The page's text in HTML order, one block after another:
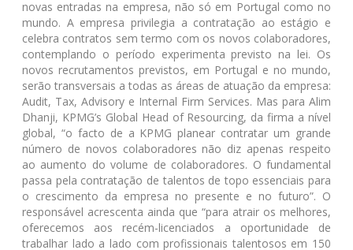
novas entradas na empresa, não só em Portugal como no
mundo. A empresa privilegia a contratação ao estágio e
celebra contratos sem termo com os novos colaboradores,
contemplando o período experimenta previsto na lei. Os
novos recrutamentos previstos, em Portugal e no mundo,
serão transversais a todas as áreas de atuação da empresa:
Audit, Tax, Advisory e Internal Firm Services. Mas para Alim
Dhanji, KPMG’s Global Head of Resourcing, da firma a nível
global, “o facto de a KPMG planear contratar um grande
número de novos colaboradores não diz apenas respeito
ao aumento do volume de colaboradores. O fundamental
passa pela contratação de talentos de topo essenciais para
o crescimento da empresa no presente e no futuro”. O
responsável acrescenta ainda que “para atrair os melhores,
oferecemos aos recém-licenciados a oportunidade de
trabalhar lado a lado com profissionais talentosos em 150